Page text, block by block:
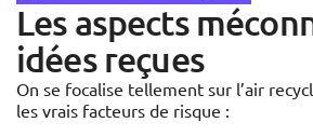
Les aspects
idées reçues
On se focalise tellement sur l’air
les vrais facteurs de risque :